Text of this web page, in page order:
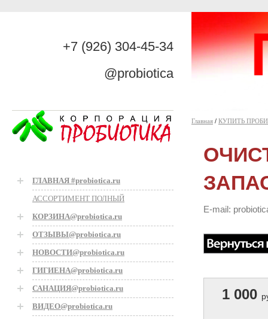
+7 (926) 304-45-34
@probiotica
ГЛАВНАЯ #probiotica.ru
АССОРТИМЕНТ ПОЛНЫЙ
КОРЗИНА@probiotica.ru
ОТЗЫВЫ@probiotica.ru
НОВОСТИ@probiotica.ru
ГИГИЕНА@probiotica.ru
САНАЦИЯ@probiotica.ru
ВИДЕО@probiotica.ru
Главная / КУПИТЬ
E-mail:
1 000